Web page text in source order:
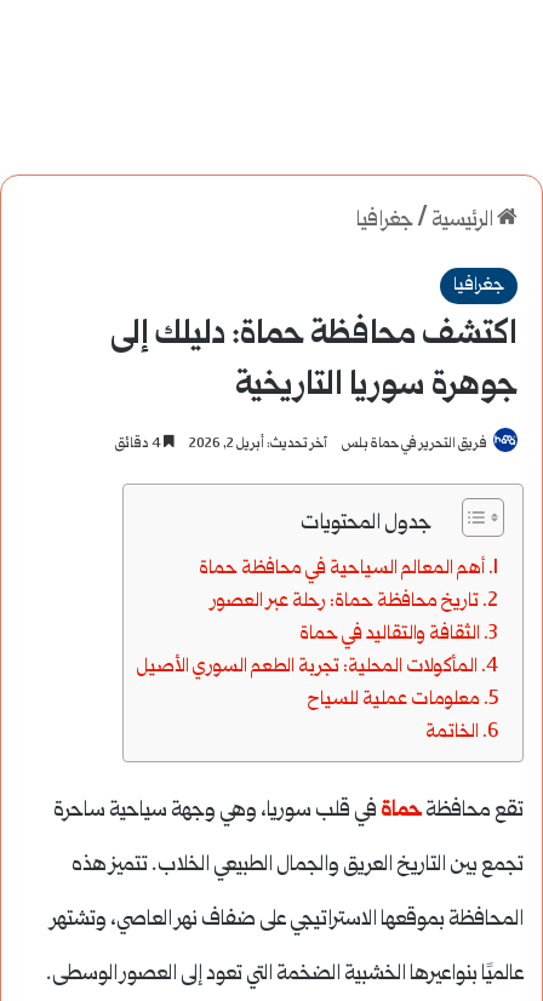
الرئيسية /جغرافيا
جغرافيا
اكتشف محافظة حماة: دليلك إلى
جوهرة سوريا التاريخية
فريق التحرير في حماة بلس آخر تحديث: أبريل 2, 2026
جدول المحتويات
أهم المعالم السياحية في محافظة حماة
تاريخ محافظة حماة: رحلة عبر العصور
الثقافة والتقاليد في حماة
المأكولات المحلية: تجربة الطعم السوري الأصيل
معلومات عملية للسياح
الخاتمة
تقع محافظةحماة في قلب سوريا، وهي وجهة سياحية ساحرة
تجمع بين التاريخ العريق والجمال الطبيعي الخلاب. تتميز هذه
المحافظة بموقعها الاستراتيجي على ضفاف نهر العاصي، وتشتهر
عالميًا بنواعيرها الخشبية الضخمة التي تعود إلى العصور الوسطى.